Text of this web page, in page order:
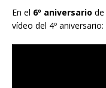
En el 6º aniversario de
vídeo del 4º aniversario: